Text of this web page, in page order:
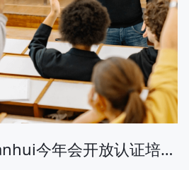
8 点，融安县农业农村专业
将做客《细说农技》直播间，
，为大家拆解脆蜜金桔的产
，揭秘高产种植技术与长久盈利
窗口期、规避风险，把
摇钱树”。二、核心内容
今年会开放认证培训